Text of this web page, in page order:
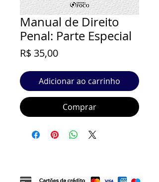
Manual de Direito
Penal: Parte Especial
R$ 35,00Preço
Adicionar ao carrinho
Comprar